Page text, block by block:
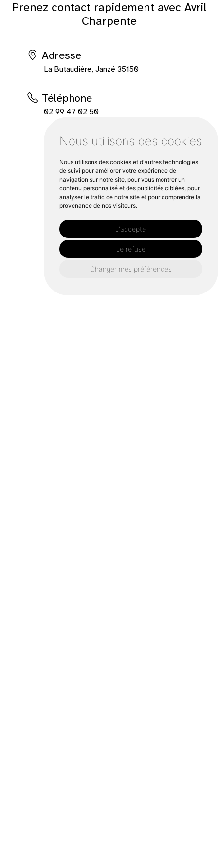
Nous utilisons des cookies
Nous utilisons des cookies et d'autres technologies
de suivi pour améliorer votre expérience de
navigation sur notre site, pour vous montrer un
contenu personnalisé et des publicités ciblées, pour
analyser le trafic de notre site et pour comprendre la
provenance de nos visiteurs.
J'accepte
Je refuse
Changer mes préférences
Prenez contact rapidement avec Avril
Charpente
Adresse
La Butaudière, Janzé 35150
Téléphone
02 99 47 02 50